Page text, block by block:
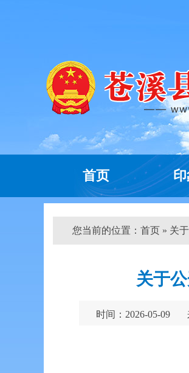
首页
您当前的位置： 首页 » 关
关于
时间：2026-05-09